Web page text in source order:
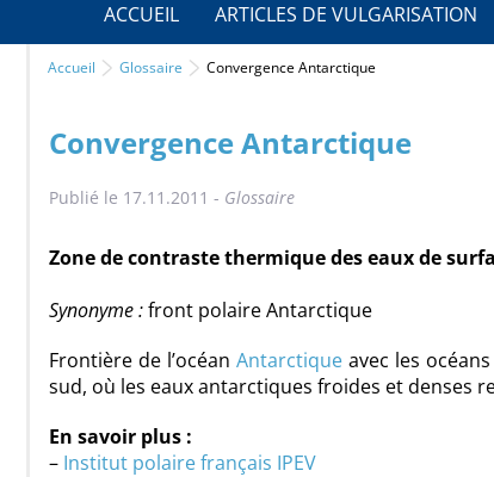
ACCUEIL ARTICLES DE VULGARISATION
Accueil Glossaire Convergence Antarctique
Convergence Antarctique
Publié le 17.11.2011 - Glossaire
Zone de contraste thermique des eaux de
Synonyme :front polaire Antarctique
Frontière de l’océan Antarctique avec les
sud, où les eaux antarctiques froides et denses
En savoir plus :
– Institut polaire français IPEV